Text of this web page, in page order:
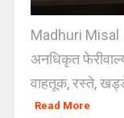
Madhuri Misal |
अनधिकृत
वाहतूक, रस्ते,
Read More